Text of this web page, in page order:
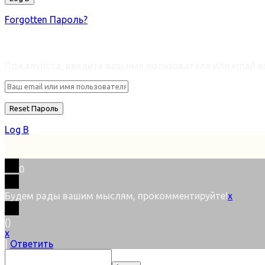
Forgotten Пароль?
Log В
0
Будем рады вашим мыслям, прокомментируйте!x
()
x
Ответить